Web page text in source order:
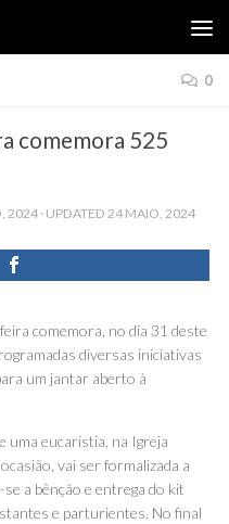
0
comemora 525
2024 · UPDATED 24 MAIO, 2024
comemora, no dia 31 deste
diversas iniciativas
um jantar aberto à
uma eucaristia, na Igreja
vai ser formalizada a
a bênção e entrega do kit
e parturientes. No final